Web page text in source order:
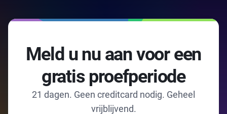
Meld u nu aan voor een
gratis proefperiode
21 dagen. Geen creditcard nodig. Geheel
vrijblijvend.